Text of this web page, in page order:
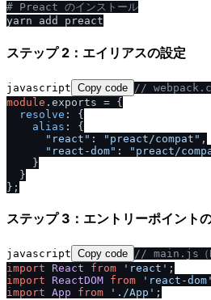
# Preact のインストール
ステップ 2：エイリアスの設定
javascript Copy code / /
module . exports = {
resolve : {
alias : {
"react" : "preact /compat" ,
"react-dom" : "preact /
    }
  }
ステップ 3：エントリーポイント
javascript Copy code // main.js（
import
React from 'react'
import
ReactDOM from 'react-dom'
import App from '. /App' ;